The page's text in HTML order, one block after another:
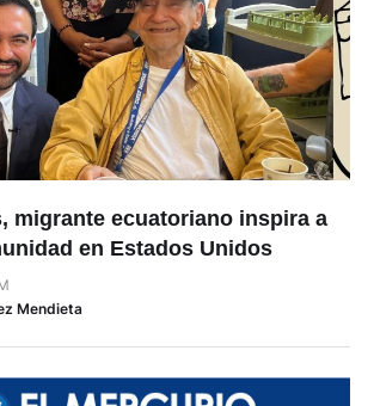
migrante ecuatoriano inspira a
en Estados Unidos
Mendieta